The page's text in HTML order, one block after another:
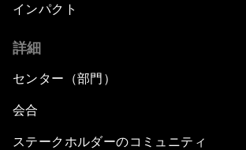
インパクト
詳細
センター（部門）
会合
ステークホルダーのコミュニティ